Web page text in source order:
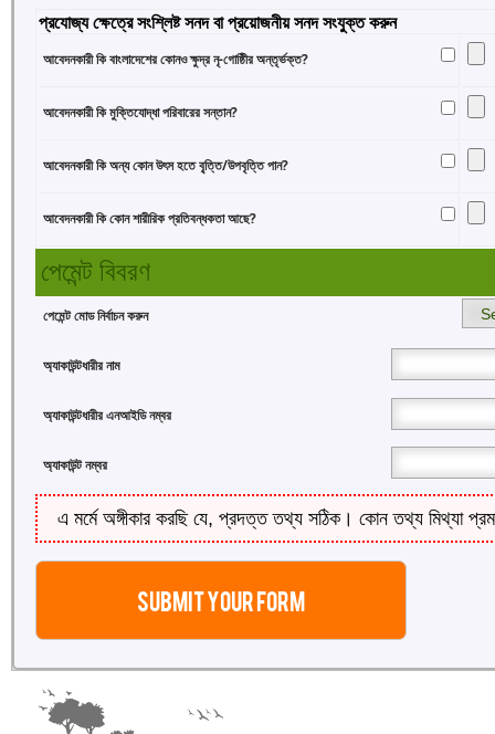
প্রযোজ্য ক্ষেত্রে সংশ্লিষ্ট সনদ বা প্রয়োজনীয় সনদ সংযুক্ত করুন
আবেদনকারী কি বাংলাদেশের কোনও ক্ষুদ্র নৃ-গোষ্ঠিীর অন্তৃর্ভক্ত?
আবেদনকারী কি মুক্তিযোদ্ধা পরিবারের সন্তান?
আবেদনকারী কি অন্য কোন উৎস হতে বৃ্ত্তি/উপবৃত্তি পান?
আবেদনকারী কি কোন শারীরিক প্রতিবন্ধকতা আছে?
পেমেন্ট বিবরণ
পেমেন্ট মোড নির্বাচন করুন
অ্যাকাউন্টধারীর নাম
অ্যাকাউন্টধারীর এনআইডি নম্বর
অ্যাকাউন্ট নম্বর
এ মর্মে অঙ্গীকার করছি যে, প্রদত্ত তথ্য সঠিক। কোন তথ্য মিথ্যা